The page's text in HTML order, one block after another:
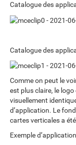
Catalogue des
Catalogue des
Comme on peut le
est plus claire, le
visuellement
d’application. Le
cartes verticales a
Exemple